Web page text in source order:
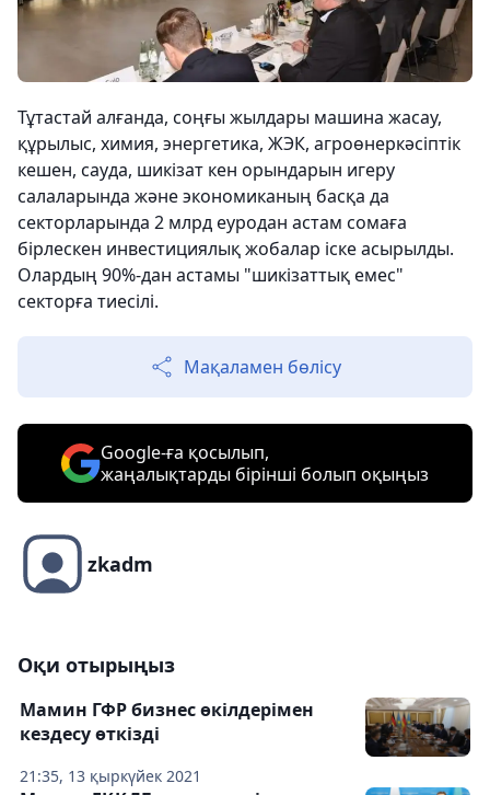
Тұтастай алғанда, соңғы жылдары машина жасау,
құрылыс, химия, энергетика, ЖЭК, агроөнеркәсіптік
кешен, сауда, шикізат кен орындарын игеру
салаларында және экономиканың басқа да
секторларында 2 млрд еуродан астам сомаға
бірлескен инвестициялық жобалар іске асырылды.
Олардың 90%-дан астамы "шикізаттық емес"
секторға тиесілі.
Мақаламен бөлісу
Google-ға қосылып,
жаңалықтарды бірінші болып оқыңыз
zkadm
Оқи отырыңыз
21:35, 13 қыркүйек 2021
Мамин ГФР бизнес өкілдерімен
кездесу өткізді